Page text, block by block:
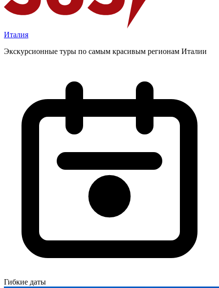
Италия
Экскурсионные туры по самым красивым регионам Италии
Гибкие даты